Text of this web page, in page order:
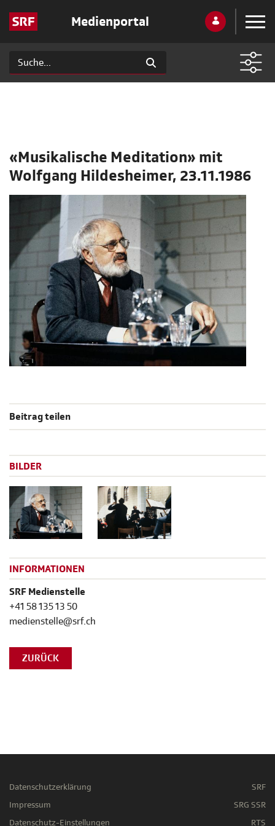
Medienportal
«Musikalische Meditation» mit
Wolfgang Hildesheimer, 23.11.1986
Beitrag teilen
BILDER
INFORMATIONEN
SRF Medienstelle
+41 58 135 13 50
medienstelle@srf.ch
ZURÜCK
Datenschutzerklärung
Impressum
Datenschutz-Einstellungen
SRF
SRG SSR
RTS